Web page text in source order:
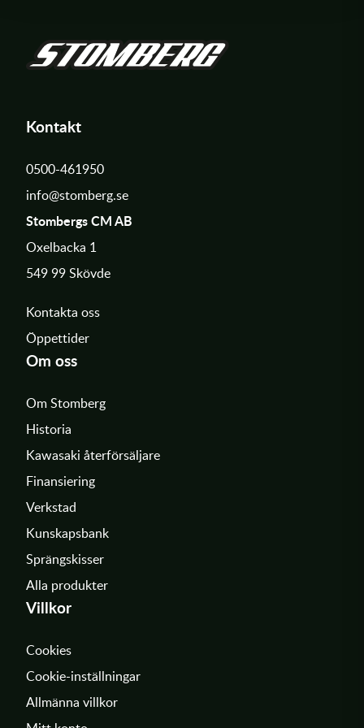
Kontakt
0500-461950
info@stomberg.se
Stombergs CM AB
Oxelbacka 1
549 99 Skövde
Kontakta oss
Öppettider
Om oss
Om Stomberg
Historia
Kawasaki återförsäljare
Finansiering
Verkstad
Kunskapsbank
Sprängskisser
Alla produkter
Villkor
Cookies
Cookie-inställningar
Allmänna villkor